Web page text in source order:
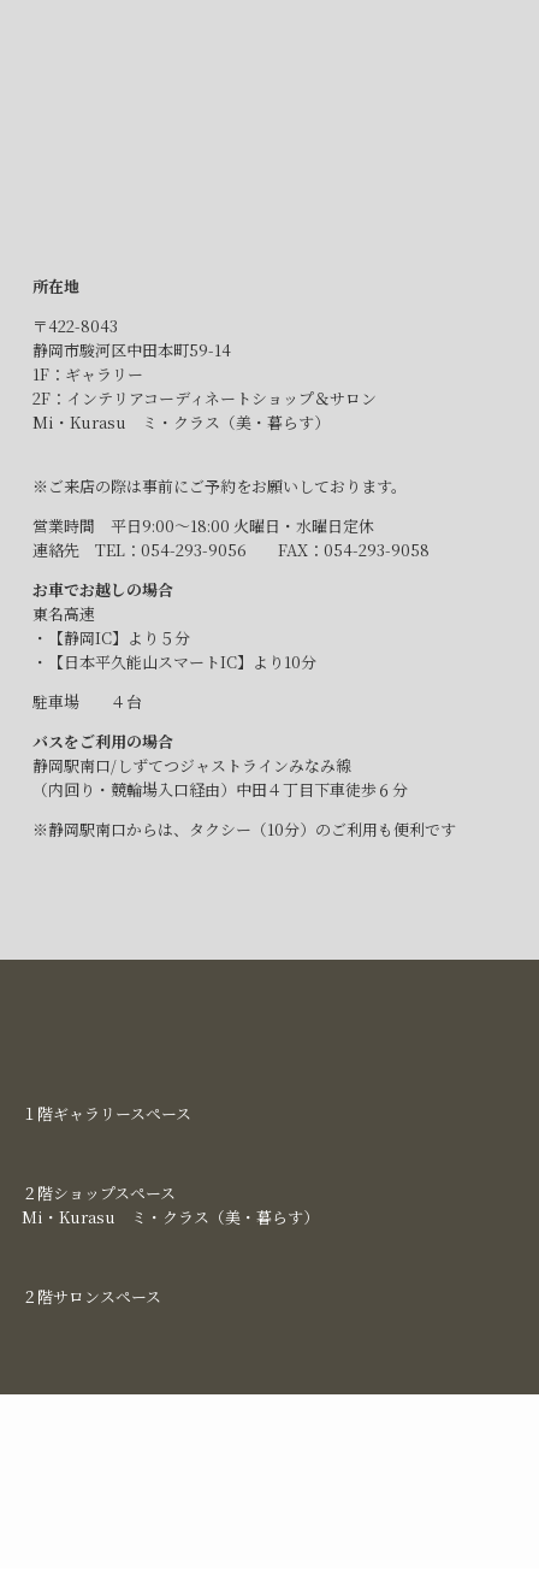
所在地
〒422-8043​
静岡市駿河区中田本町59-14​
1F：ギャラリー​
2F：インテリアコーディネートショップ＆サロン​
Mi・Kurasu ミ・クラス（美・暮らす）​
※ご来店の際は事前にご予約をお願いしております。​
営業時間 平日9:00～18:00 火曜日・水曜日定休​
連絡先 TEL：054-293-9056 FAX：054-293-9058​
お車でお越しの場合
東名高速
・【静岡IC】より５分​
・【日本平久能山スマートIC】より10分​
駐車場 ４台​
バスをご利用の場合
静岡駅南口/しずてつジャストラインみなみ線
（内回り・競輪場入口経由）中田４丁目下車徒歩６分​
※静岡駅南口からは、タクシー（10分）のご利用も便利です​
１階ギャラリースペース​
２階ショップスペース​
Mi・Kurasu ミ・クラス（美・暮らす）
２階サロンスペース​